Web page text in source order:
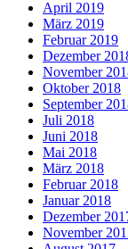
April 2019
März 2019
Februar 2019
Dezember
November
Oktober 2018
September
Juli 2018
Juni 2018
Mai 2018
März 2018
Februar 2018
Januar 2018
Dezember
November